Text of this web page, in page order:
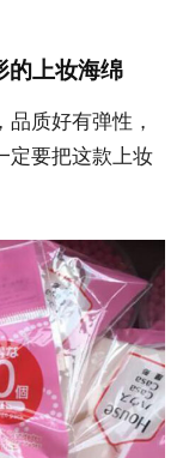
的上妆海绵
质好有弹性，
定要把这款上妆